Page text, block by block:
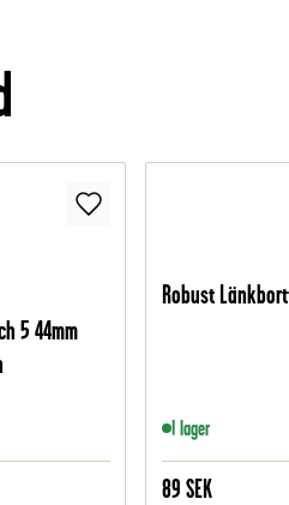
5 44mm
Robust
I lager
89 SEK